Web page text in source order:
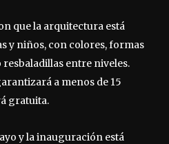
que la arquitectura está
y niños, con colores, formas
entre niveles.
a menos de 15
gratuita.
y la inauguración está